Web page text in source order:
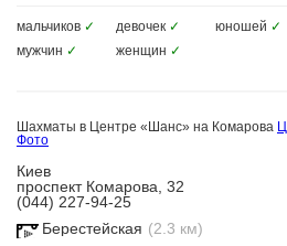
мальчиков ✓ девочек ✓ юношей ✓
мужчин ✓ женщин ✓
Шахматы в Центре «Шанс» на Комарова
Фото
Киев
проспект Комарова, 32
(044) 227-94-25
Берестейская (2.3 км)